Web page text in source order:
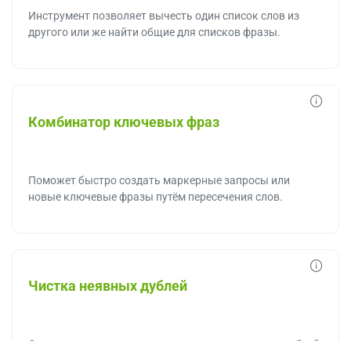
Инструмент позволяет вычесть один список слов из
другого или же найти общие для списков фразы.
Комбинатор ключевых фраз
Поможет быстро создать маркерные запросы или
новые ключевые фразы путём пересечения слов.
Чистка неявных дублей